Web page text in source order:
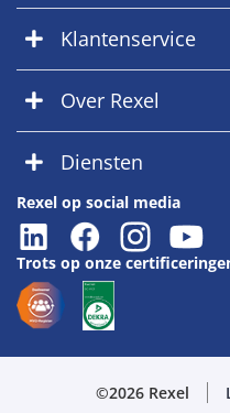
Klantenservice
Over Rexel
Diensten
Rexel op social media
Trots op onze
©2026 Rexel